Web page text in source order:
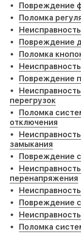
Повреждение
Поломка
Повреждение
Поломка
Повреждение
перегрузок
Поломка
отключения
замыкания
Повреждение
перенапряжения
Повреждение
Поломка